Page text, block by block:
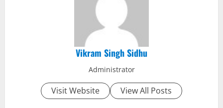
Vikram Singh Sidhu
Administrator
Visit Website View All Posts